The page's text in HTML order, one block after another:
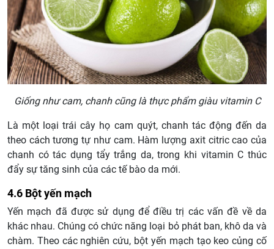
Giống như cam, chanh cũng là thực phẩm giàu vitamin C
Là một loại trái cây họ cam quýt, chanh tác động đến da
theo cách tương tự như cam. Hàm lượng axit citric cao của
chanh có tác dụng tẩy trắng da, trong khi vitamin C thúc
đẩy sự tăng sinh của các tế bào da mới.
4.6 Bột yến mạch
Yến mạch đã được sử dụng để điều trị các vấn đề về da
khác nhau. Chúng có chức năng loại bỏ phát ban, khô da và
chàm. Theo các nghiên cứu, bột yến mạch tạo keo củng cố